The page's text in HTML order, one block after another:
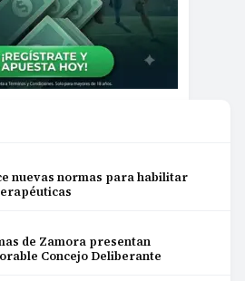
nuevas normas para habilitar
de Zamora presentan
Concejo Deliberante